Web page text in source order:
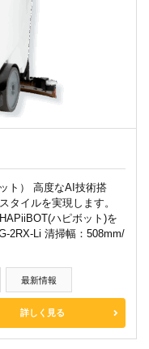
ト） 高度なAI技術搭
タイルを実現します。
ハピボット)を
2RX-Li 清掃幅：508mm/
最新情報
詳しく見る